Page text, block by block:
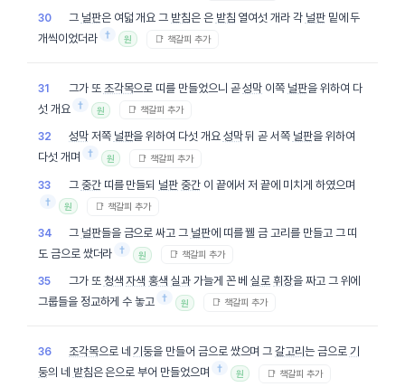
30 그 널판은 여덟 개요 그 받침은 은 받침 열여섯 개라 각 널판밑에 두
개씩이었더라 † 원 📑 책갈피 추가
31 그가 또 조각목으로 띠를 만들었으니 곧성막 이쪽 널판을 위하여 다
섯 개요 † 원 📑 책갈피 추가
32 성막저쪽 널판을 위하여 다섯 개요 성막뒤 곧 서쪽 널판을 위하여
다섯 개며
† 원 📑 책갈피 추가
33 그 중간띠를 만들되 널판 중간이 끝에서 저 끝에 미치게 하였으며
†
원 📑 책갈피 추가
34 그 널판들을 금으로 싸고 그 널판에 띠를 꿸 금 고리를 만들고 그 띠
도 금으로 쌌더라 † 원 📑 책갈피 추가
35 그가 또 청색 자색 홍색 실과가늘게 꼰 베실로 휘장을 짜고 그 위에
그룹들을 정교하게 수 놓고 † 원 📑 책갈피 추가
36 조각목으로 네기둥을 만들어 금으로 쌌으며 그갈고리는 금으로 기
둥의 네 받침은 은으로 부어 만들었으며 † 원 📑 책갈피 추가